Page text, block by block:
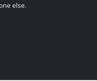
else.